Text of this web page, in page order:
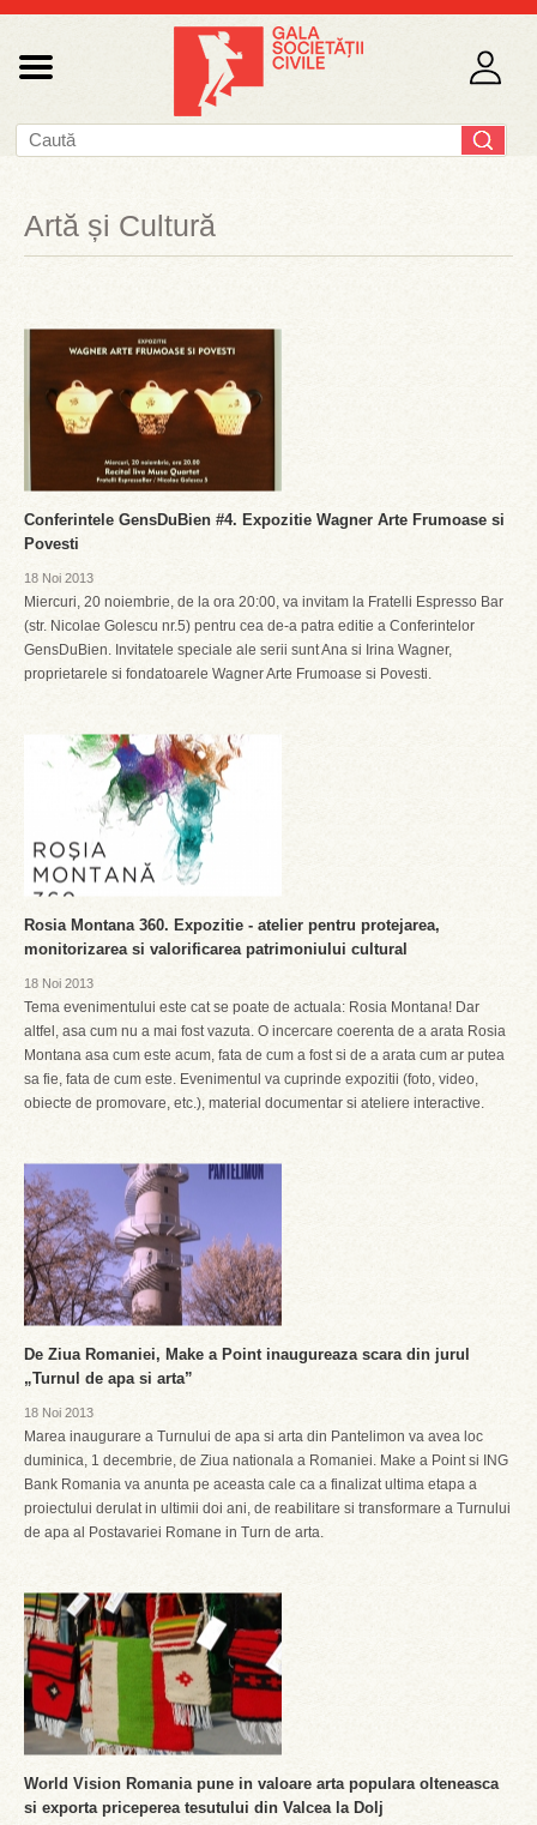
Artă și Cultură
Conferintele GensDuBien #4. Expozitie Wagner Arte Frumoase si
Povesti
18 Noi 2013
Miercuri, 20 noiembrie, de la ora 20:00, va invitam la Fratelli Espresso Bar
(str. Nicolae Golescu nr.5) pentru cea de-a patra editie a Conferintelor
GensDuBien. Invitatele speciale ale serii sunt Ana si Irina Wagner,
proprietarele si fondatoarele Wagner Arte Frumoase si Povesti.
Rosia Montana 360. Expozitie - atelier pentru protejarea,
monitorizarea si valorificarea patrimoniului cultural
18 Noi 2013
Tema evenimentului este cat se poate de actuala: Rosia Montana! Dar
altfel, asa cum nu a mai fost vazuta. O incercare coerenta de a arata Rosia
Montana asa cum este acum, fata de cum a fost si de a arata cum ar putea
sa fie, fata de cum este. Evenimentul va cuprinde expozitii (foto, video,
obiecte de promovare, etc.), material documentar si ateliere interactive.
De Ziua Romaniei, Make a Point inaugureaza scara din jurul
„Turnul de apa si arta”
18 Noi 2013
Marea inaugurare a Turnului de apa si arta din Pantelimon va avea loc
duminica, 1 decembrie, de Ziua nationala a Romaniei. Make a Point si ING
Bank Romania va anunta pe aceasta cale ca a finalizat ultima etapa a
proiectului derulat in ultimii doi ani, de reabilitare si transformare a Turnului
de apa al Postavariei Romane in Turn de arta.
World Vision Romania pune in valoare arta populara olteneasca
si exporta priceperea tesutului din Valcea la Dolj